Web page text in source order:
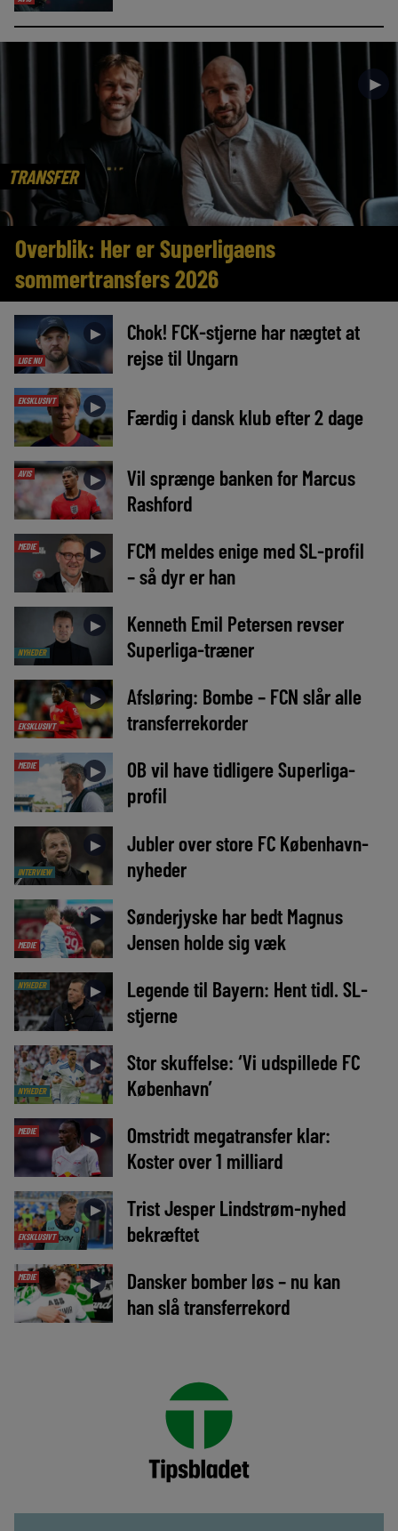
TRANSFER
►
Overblik: Her er Superligaens
sommertransfers 2026
LIGE NU
►
Chok! FCK-stjerne har nægtet at
rejse til Ungarn
EKSKLUSIVT ► Færdig i dansk klub efter 2 dage
AVIS ►
Vil sprænge banken for Marcus
Rashford
MEDIE ►
FCM meldes enige med SL-profil
– så dyr er han
NYHEDER
►
Kenneth Emil Petersen revser
Superliga-træner
EKSKLUSIVT
►
Afsløring: Bombe – FCN slår alle
transferrekorder
MEDIE ►
OB vil have tidligere Superliga-
profil
INTERVIEW
►
Jubler over store FC København-
nyheder
MEDIE
►
Sønderjyske har bedt Magnus
Jensen holde sig væk
NYHEDER ►
Legende til Bayern: Hent tidl. SL-
stjerne
NYHEDER
►
Stor skuffelse: ‘Vi udspillede FC
København’
MEDIE ►
Omstridt megatransfer klar:
Koster over 1 milliard
EKSKLUSIVT
►
Trist Jesper Lindstrøm-nyhed
bekræftet
MEDIE ►
Dansker bomber løs – nu kan
han slå transferrekord